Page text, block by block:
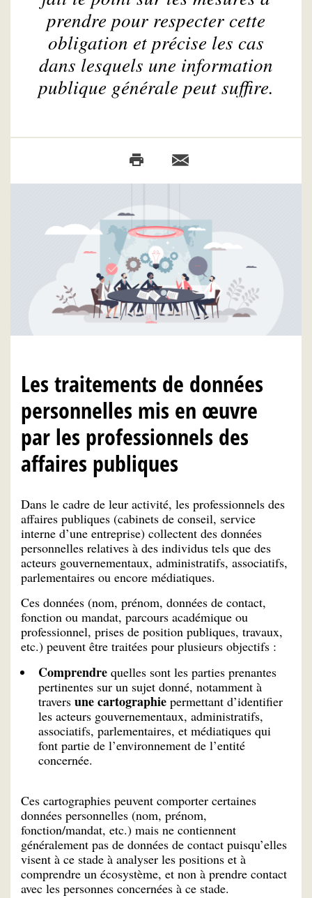
prendre pour respecter cette
obligation et précise les cas
dans lesquels une information
publique générale peut suffire.
Les traitements de données
personnelles mis en œuvre
par les professionnels des
affaires publiques
Dans le cadre de leur activité, les professionnels des
affaires publiques (cabinets de conseil, service
interne d’une entreprise) collectent des données
personnelles relatives à des individus tels que des
acteurs gouvernementaux, administratifs, associatifs,
parlementaires ou encore médiatiques.
Ces données (nom, prénom, données de contact,
fonction ou mandat, parcours académique ou
professionnel, prises de position publiques, travaux,
etc.) peuvent être traitées pour plusieurs objectifs :
Comprendre quelles sont les parties prenantes
pertinentes sur un sujet donné, notamment à
travers une cartographie permettant d’identifier
les acteurs gouvernementaux, administratifs,
associatifs, parlementaires, et médiatiques qui
font partie de l’environnement de l’entité
concernée.
Ces cartographies peuvent comporter certaines
données personnelles (nom, prénom,
fonction/mandat, etc.) mais ne contiennent
généralement pas de données de contact puisqu’elles
visent à ce stade à analyser les positions et à
comprendre un écosystème, et non à prendre contact
avec les personnes concernées à ce stade.